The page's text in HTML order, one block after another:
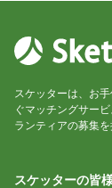
スケッターは、お
ぐマッチングサー
ランティアの募集を
スケッターの皆